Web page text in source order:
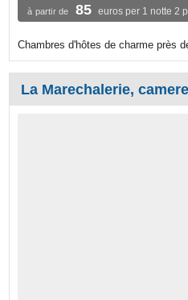
à partir de 85 euros per 1 notte 2
Chambres d'hôtes de charme près